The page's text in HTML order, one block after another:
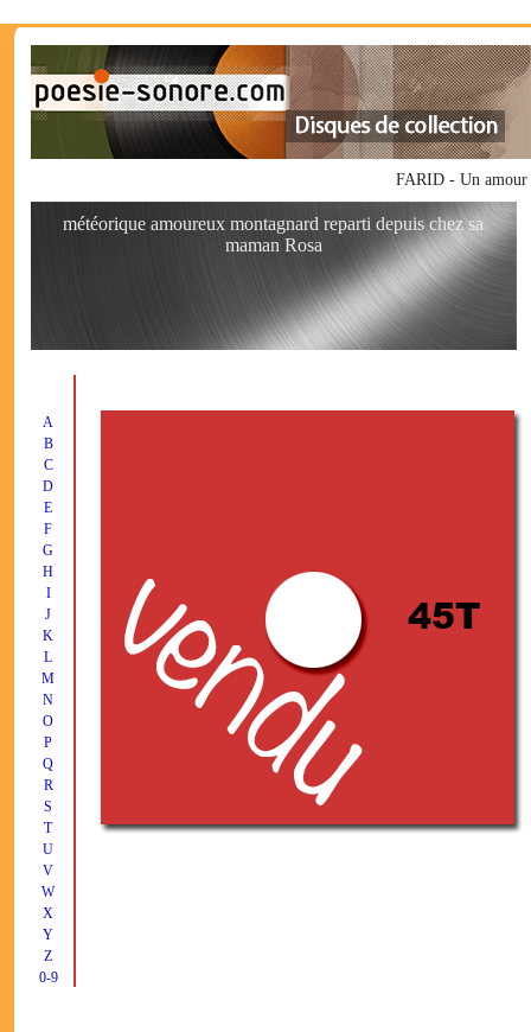
FARID - Un amour
météorique amoureux montagnard reparti depuis chez sa
maman Rosa
A
B
C
D
E
F
G
H
I
J
K
L
M
N
O
P
Q
R
S
T
U
V
W
X
Y
Z
0-9